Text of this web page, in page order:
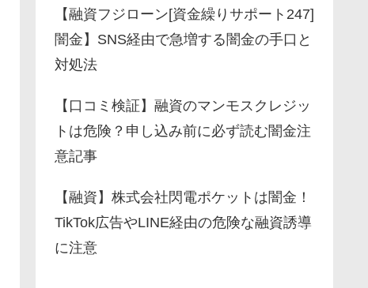
【融資フジローン[資金繰りサポート247]
闇金】SNS経由で急増する闇金の手口と
対処法
【口コミ検証】融資のマンモスクレジッ
トは危険？申し込み前に必ず読む闇金注
意記事
【融資】株式会社閃電ポケットは闇金！
TikTok広告やLINE経由の危険な融資誘導
に注意